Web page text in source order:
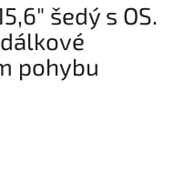
šedý s OS.
pohybu